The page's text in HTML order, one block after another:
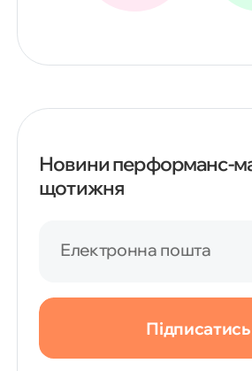
Новини перформанс-
щотижня
Електронна пошта
Підписатись